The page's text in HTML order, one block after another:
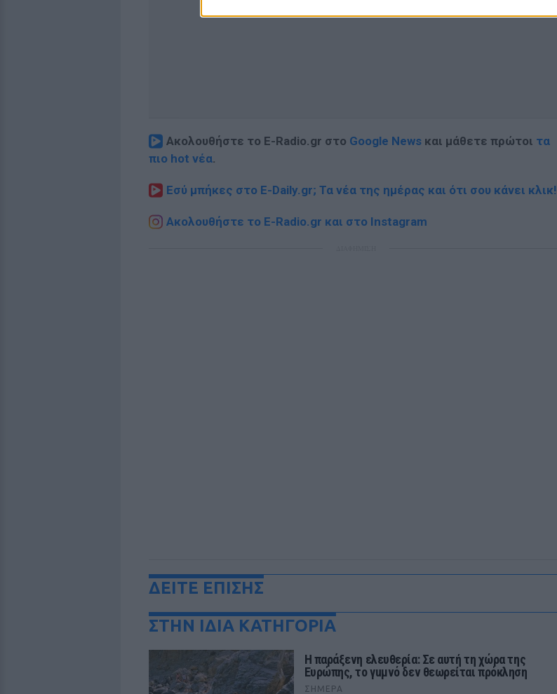
Ακολουθήστε το E-Radio.gr στο Google News και μάθετε πρώτοι τα
πιο hot νέα.
Εσύ μπήκες στο E-Daily.gr; Τα νέα της ημέρας και ότι σου κάνει κλικ!
Ακολουθήστε το E-Radio.gr και στο Instagram
ΔΕΙΤΕ ΕΠΙΣΗΣ
ΣΤΗΝ ΙΔΙΑ ΚΑΤΗΓΟΡΙΑ
Η παράξενη ελευθερία: Σε αυτή τη χώρα της
Ευρώπης, το γuμνό δεν θεωρείται πρόκληση
ΣΉΜΕΡΑ